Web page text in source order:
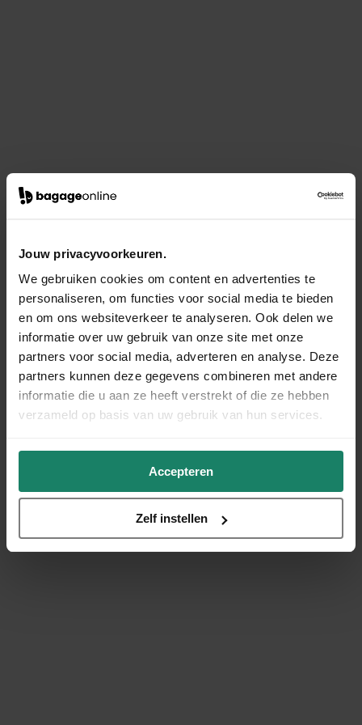
Jouw privacyvoorkeuren.
We gebruiken cookies om content en advertenties te
personaliseren, om functies voor social media te bieden
en om ons websiteverkeer te analyseren. Ook delen we
informatie over uw gebruik van onze site met onze
partners voor social media, adverteren en analyse. Deze
partners kunnen deze gegevens combineren met andere
informatie die u aan ze heeft verstrekt of die ze hebben
verzameld op basis van uw gebruik van hun services.
Accepteren
Zelf instellen